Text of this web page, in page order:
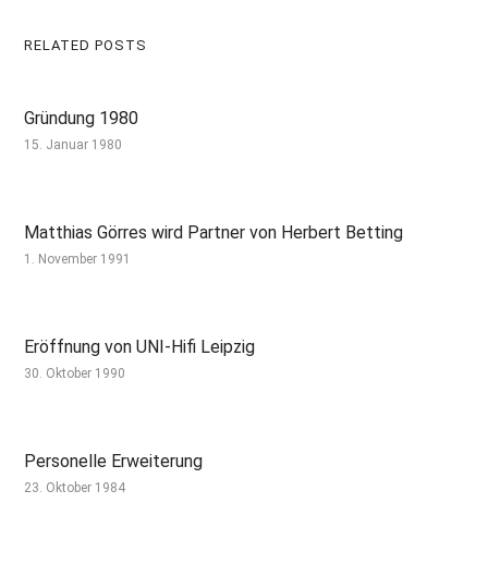
RELATED POSTS
Gründung 1980
15. Januar 1980
Matthias Görres wird Partner von Herbert Betting
1. November 1991
Eröffnung von UNI-Hifi Leipzig
30. Oktober 1990
Personelle Erweiterung
23. Oktober 1984